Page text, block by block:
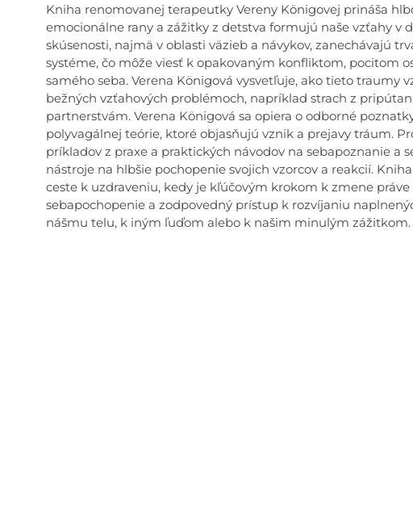
Kniha renomovanej terapeutky Vereny Königovej prináša
emocionálne rany a zážitky z detstva formujú naše vzťahy v
skúsenosti, najmä v oblasti väzieb a návykov, zanechávajú
systéme, čo môže viesť k opakovaným konfliktom, pocitom
samého seba. Verena Königová vysvetľuje, ako tieto traumy
bežných vzťahových problémoch, napríklad strach z
partnerstvám. Verena Königová sa opiera o odborné
polyvagálnej teórie, ktoré objasňujú vznik a prejavy tráum.
príkladov z praxe a praktických návodov na sebapoznanie a
nástroje na hlbšie pochopenie svojich vzorcov a reakcií.
ceste k uzdraveniu, kedy je kľúčovým krokom k zmene práve
sebapochopenie a zodpovedný prístup k rozvíjaniu
nášmu telu, k iným ľuďom alebo k našim minulým zážitkom.